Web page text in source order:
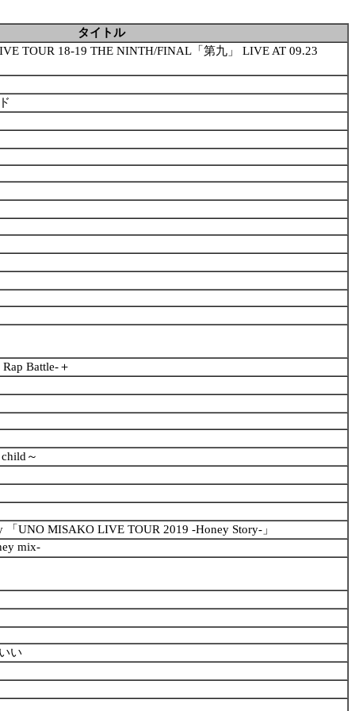
タイトル
TOUR 18-19 THE NINTH/FINAL「第九」 LIVE AT 09.23
Battle-＋
～
UNO MISAKO LIVE TOUR 2019 -Honey Story-」
mix-
い